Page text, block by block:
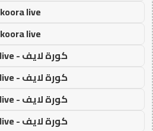
koora live
koora live
كورة لايف - koora live
كورة لايف - koora live
كورة لايف - koora live
كورة لايف - koora live